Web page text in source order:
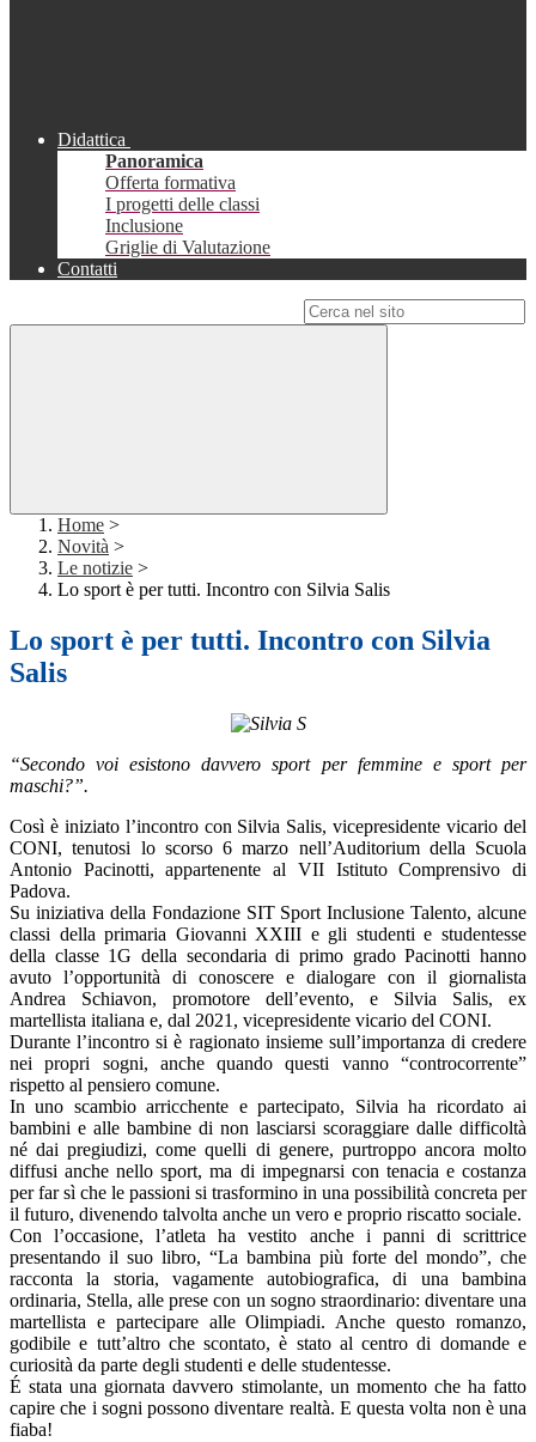
Didattica
Panoramica
Offerta formativa
I progetti delle classi
Inclusione
Griglie di Valutazione
Contatti
Home >
Novità >
Le notizie >
Lo sport è per tutti. Incontro con Silvia Salis
Lo sport è per tutti. Incontro con Silvia
Salis
“Secondo voi esistono davvero sport per femmine e sport per
maschi?”.
Così è iniziato l’incontro con Silvia Salis, vicepresidente vicario del
CONI, tenutosi lo scorso 6 marzo nell’Auditorium della Scuola
Antonio Pacinotti, appartenente al VII Istituto Comprensivo di
Padova.
Su iniziativa della Fondazione SIT Sport Inclusione Talento, alcune
classi della primaria Giovanni XXIII e gli studenti e studentesse
della classe 1G della secondaria di primo grado Pacinotti hanno
avuto l’opportunità di conoscere e dialogare con il giornalista
Andrea Schiavon, promotore dell’evento, e Silvia Salis, ex
martellista italiana e, dal 2021, vicepresidente vicario del CONI.
Durante l’incontro si è ragionato insieme sull’importanza di credere
nei propri sogni, anche quando questi vanno “controcorrente”
rispetto al pensiero comune.
In uno scambio arricchente e partecipato, Silvia ha ricordato ai
bambini e alle bambine di non lasciarsi scoraggiare dalle difficoltà
né dai pregiudizi, come quelli di genere, purtroppo ancora molto
diffusi anche nello sport, ma di impegnarsi con tenacia e costanza
per far sì che le passioni si trasformino in una possibilità concreta per
il futuro, divenendo talvolta anche un vero e proprio riscatto sociale.
Con l’occasione, l’atleta ha vestito anche i panni di scrittrice
presentando il suo libro, “La bambina più forte del mondo”, che
racconta la storia, vagamente autobiografica, di una bambina
ordinaria, Stella, alle prese con un sogno straordinario: diventare una
martellista e partecipare alle Olimpiadi. Anche questo romanzo,
godibile e tutt’altro che scontato, è stato al centro di domande e
curiosità da parte degli studenti e delle studentesse.
É stata una giornata davvero stimolante, un momento che ha fatto
capire che i sogni possono diventare realtà. E questa volta non è una
fiaba!